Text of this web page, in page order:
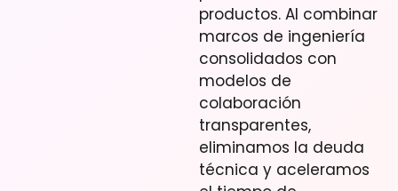
productos. Al combinar
marcos de ingeniería
consolidados con
modelos de
colaboración
transparentes,
eliminamos la deuda
técnica y aceleramos